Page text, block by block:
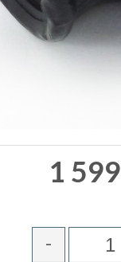
1 599
-